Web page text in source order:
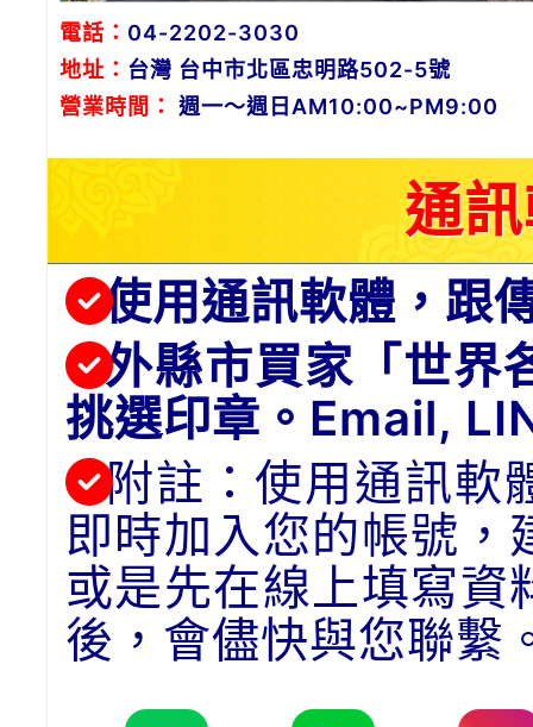
電話： 04-2202-3030
地址： 台灣 台中市北區忠明路502-5號
營業時間：
週一～週日AM10:00~PM9:00
通
使用通訊軟體，跟
外縣市買家「世界
挑選印章。Email,
附註：使用通訊軟
即時加入您的帳號，
或是先在線上填寫資
後，會儘快與您聯繫